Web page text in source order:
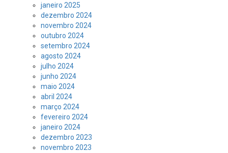
janeiro 2025
dezembro 2024
novembro 2024
outubro 2024
setembro 2024
agosto 2024
julho 2024
junho 2024
maio 2024
abril 2024
março 2024
fevereiro 2024
janeiro 2024
dezembro 2023
novembro 2023